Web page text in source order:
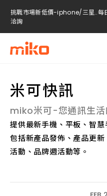
挑戰市場新低價-iphone/三星..每
洽詢
挑戰市場新低價-iphone/三星..每
洽詢
挑戰市場新低價-iphone/三星..每
挑戰市場新低價-iphone/三星..每
洽詢
米可快訊
miko米可-您通訊生活
提供最新手機、平板、智
包括新產品發佈、產品更
活動、品牌週活動等。